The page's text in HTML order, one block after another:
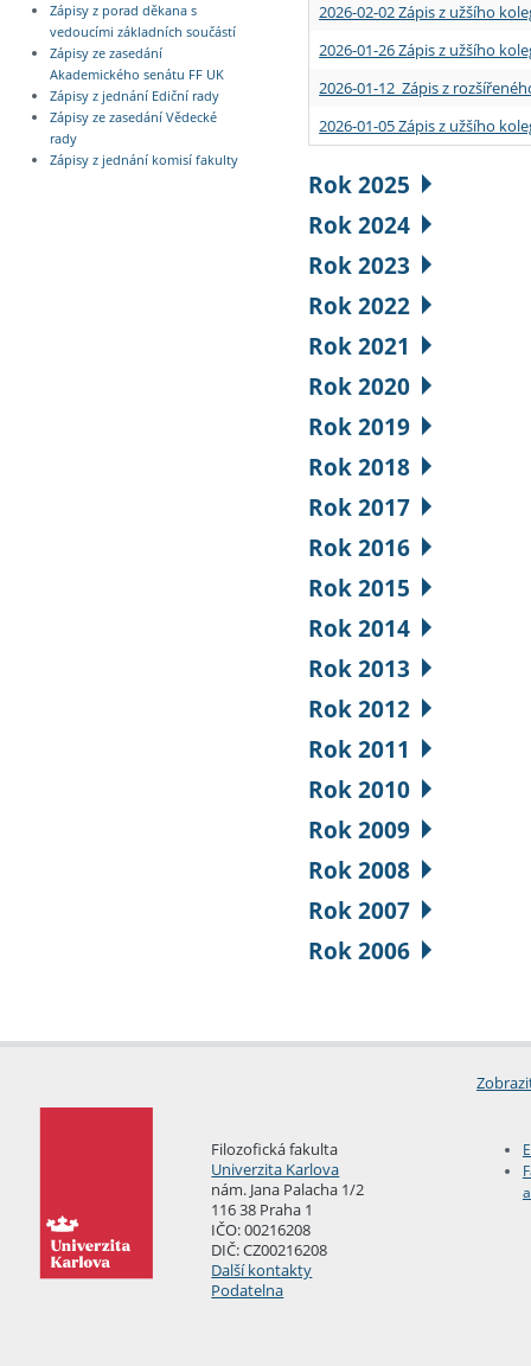
Zápisy z porad děkana s
vedoucími základních součástí
Zápisy ze zasedání
Akademického senátu FF UK
Zápisy z jednání Ediční rady
Zápisy ze zasedání Vědecké
rady
Zápisy z jednání komisí fakulty
2026-02-02 Zápis z užšího
2026-01-26 Zápis z užšího
2026-01-12 Zápis z
2026-01-05 Zápis z užšího
Rok 2025
Rok 2024
Rok 2023
Rok 2022
Rok 2021
Rok 2020
Rok 2019
Rok 2018
Rok 2017
Rok 2016
Rok 2015
Rok 2014
Rok 2013
Rok 2012
Rok 2011
Rok 2010
Rok 2009
Rok 2008
Rok 2007
Rok 2006
Filozofická fakulta
Univerzita Karlova
nám. Jana Palacha 1/2
116 38 Praha 1
IČO: 00216208
DIČ: CZ00216208
Další kontakty
Podatelna